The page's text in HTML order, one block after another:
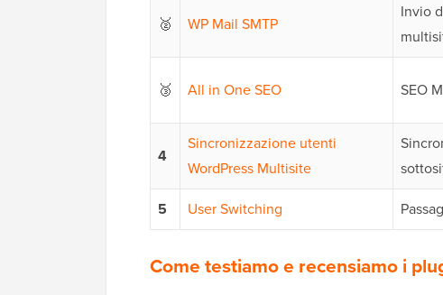
🥈 WP Mail SMTP
Invio
🥉 All in One SEO SEO
4
Sincronizzazione utenti
WordPress Multisite
5 User Switching
Come testiamo e recensiamo i